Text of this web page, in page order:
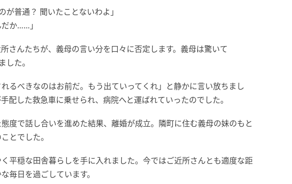
が普通？ 聞いたことないわよ」
か……」
さんたちが、義母の言い分を口々に否定します。義母は驚いて
した。
るべきなのはお前だ。もう出ていってくれ」と静かに言い放ちまし
配した救急車に乗せられ、病院へと運ばれていったのでした。
度で話し合いを進めた結果、離婚が成立。隣町に住む義母の妹のもと
とでした。
平穏な田舎暮らしを手に入れました。今ではご近所さんとも適度な距
毎日を過ごしています。